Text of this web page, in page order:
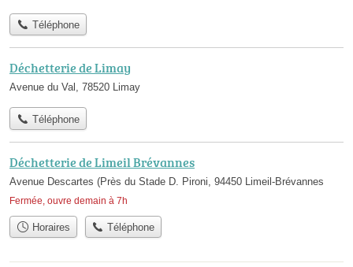
Téléphone
Déchetterie de Limay
Avenue du Val, 78520 Limay
Téléphone
Déchetterie de Limeil Brévannes
Avenue Descartes (Près du Stade D. Pironi, 94450 Limeil-Brévannes
Fermée, ouvre demain à 7h
Horaires Téléphone